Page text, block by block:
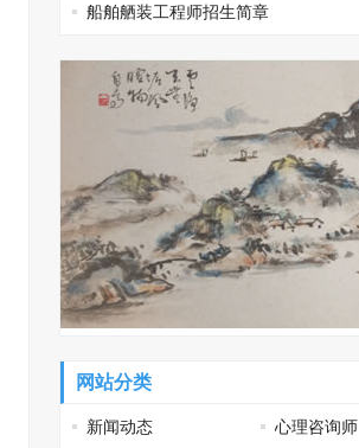
船舶舾装工程师招生简章
网站分类
新闻动态
心理咨询师